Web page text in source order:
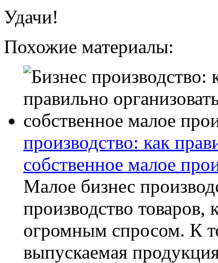
Удачи!
Похожие материалы:
производство: как
собственное малое
Малое бизнес
производство товаров,
огромным спросом. К
выпускаемая